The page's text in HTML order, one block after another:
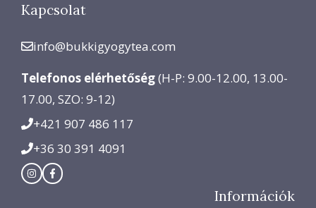
Kapcsolat
info@bukkigyogytea.com
Telefonos elérhetőség(H-P: 9.00-12.00, 13.00-
17.00, SZO: 9-12)
+421 907 486 117
+36 30 391 4091
Információk